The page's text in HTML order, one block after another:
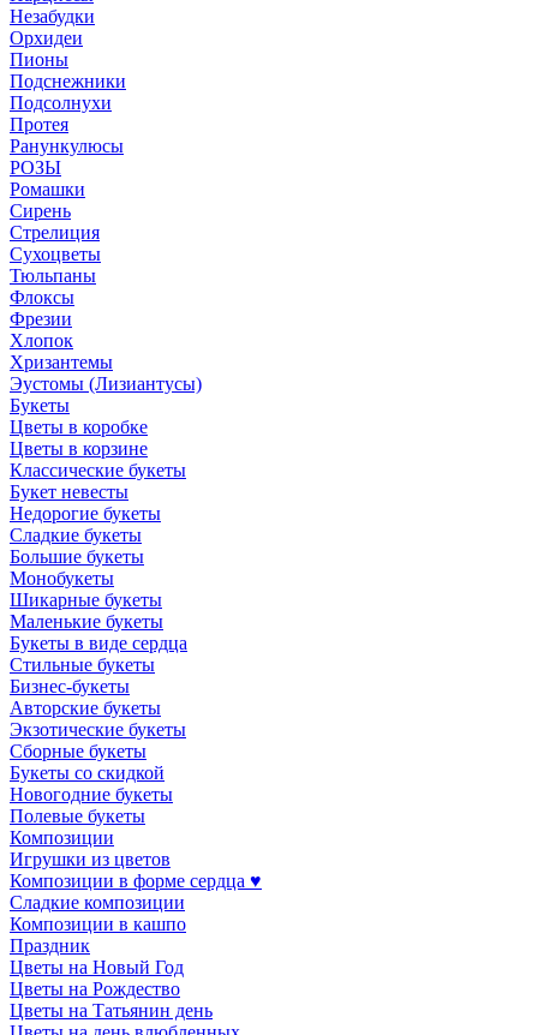
Незабудки
Орхидеи
Пионы
Подснежники
Подсолнухи
Протея
Ранункулюсы
РОЗЫ
Ромашки
Сирень
Стрелиция
Сухоцветы
Тюльпаны
Флоксы
Фрезии
Хлопок
Хризантемы
Эустомы (Лизиантусы)
Букеты
Цветы в коробке
Цветы в корзине
Классические букеты
Букет невесты
Недорогие букеты
Сладкие букеты
Большие букеты
Монобукеты
Шикарные букеты
Маленькие букеты
Букеты в виде сердца
Стильные букеты
Бизнес-букеты
Авторские букеты
Экзотические букеты
Сборные букеты
Букеты со скидкой
Новогодние букеты
Полевые букеты
Композиции
Игрушки из цветов
Композиции в форме сердца ♥
Сладкие композиции
Композиции в кашпо
Праздник
Цветы на Новый Год
Цветы на Рождество
Цветы на Татьянин день